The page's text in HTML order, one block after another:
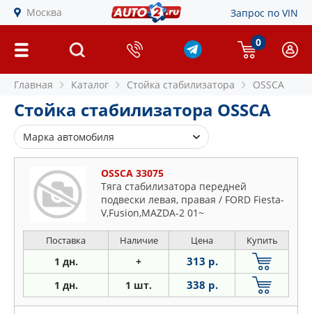
Москва Запрос по VIN
0
Главная Каталог Стойка стабилизатора OSSCA
Стойка стабилизатора OSSCA
Марка автомобиля
Alfa Romeo
Audi
BMW
Buick
Chevrolet
Chrysler
Citroen
Daewoo
OSSCA 33075
Тяга стабилизатора передней
подвески левая, правая / FORD Fiesta-
V,Fusion,MAZDA-2 01~
Поставка Наличие Цена Купить
1 дн. + 313 р.
1 дн. 1 шт. 338 р.